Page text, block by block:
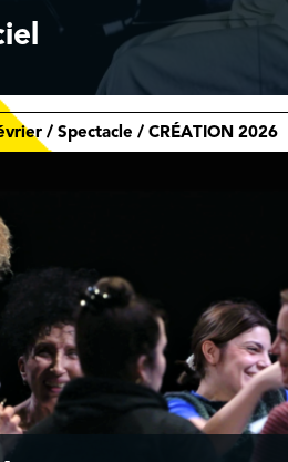
/ Spectacle / CRÉATION 2026